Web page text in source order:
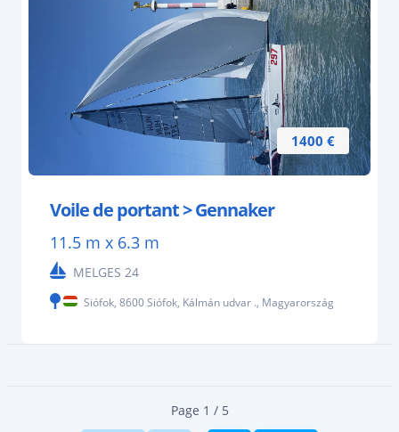
1400 €
Voile de portant > Gennaker
11.5 m x 6.3 m
MELGES 24
Siófok, 8600 Siófok, Kálmán udvar ., Magyarország
Page 1 / 5